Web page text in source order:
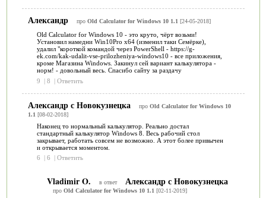
Александр про Old Calculator for Windows 10 1.1 [24-05-2018]
Old Calculator for Windows 10 - это круто, чёрт возьми!
Установил намедни Win10Pro x64 (изменил таки Семёрке),
удалил "короткой командой через PowerShell - https://g-
ek.com/kak-udalit-vse-prilozheniya-windows10 - все приложения,
кроме Магазина Windows. Закинул сей вариант калькулятора -
норм! - довольный весь. Спасибо сайту за раздачу
9
| 8 | Ответить
Александр с Новокузнецка про Old Calculator for Windows 10
1.1 [08-02-2018]
Наконец то нормальный калькулятор. Реально достал
стандартный калькулятор Windows 8. Весь рабочий стол
закрывает, работать совсем не возможно. А этот более привычен
и открывается моментом.
6
| 6 | Ответить
Vladimir O. в ответ Александр с Новокузнецка
про Old Calculator for Windows 10 1.1 [02-11-2019]